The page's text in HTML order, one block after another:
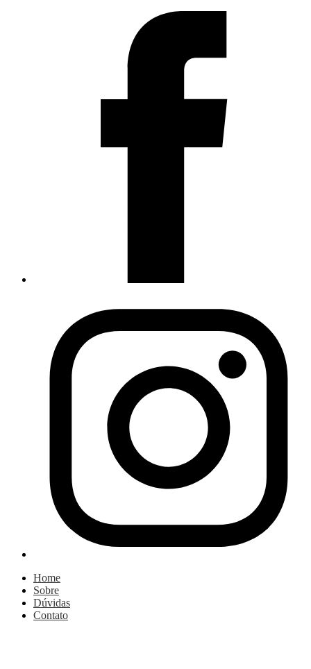
Home
Sobre
Dúvidas
Contato